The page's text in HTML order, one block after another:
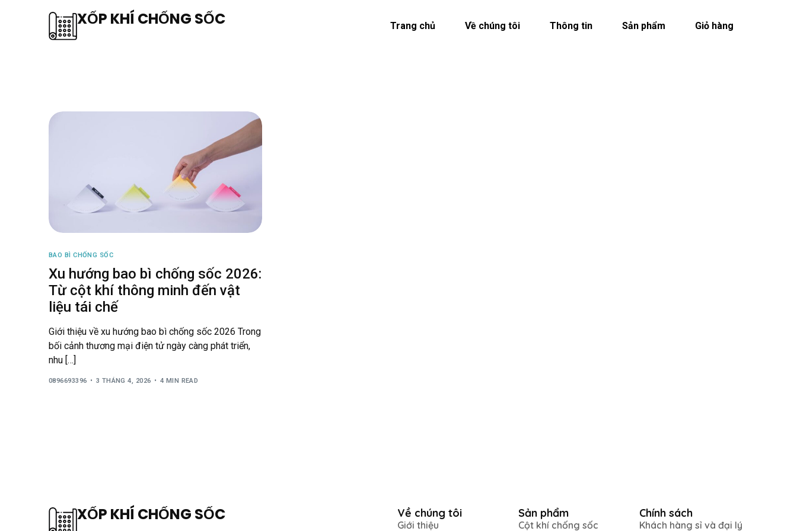
XỐP KHÍ CHỐNG SỐC Trang chủ Về chúng tôi Thông tin Sản phẩm Giỏ hàng
BAO BÌ CHỐNG SỐC
Xu hướng bao bì chống sốc 2026:
Từ cột khí thông minh đến vật
liệu tái chế
Giới thiệu về xu hướng bao bì chống sốc 2026 Trong
bối cảnh thương mại điện tử ngày càng phát triển,
nhu […]
0896693396 3 THÁNG 4, 2026 4 MIN READ
XỐP KHÍ CHỐNG SỐC Về chúng tôi
Giới thiệu
Sản phẩm
Cột khí chống sốc
Chính sách
Khách hàng sỉ và đại lý